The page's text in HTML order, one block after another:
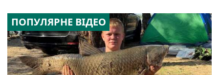
ПОПУЛЯРНЕ ВІДЕО